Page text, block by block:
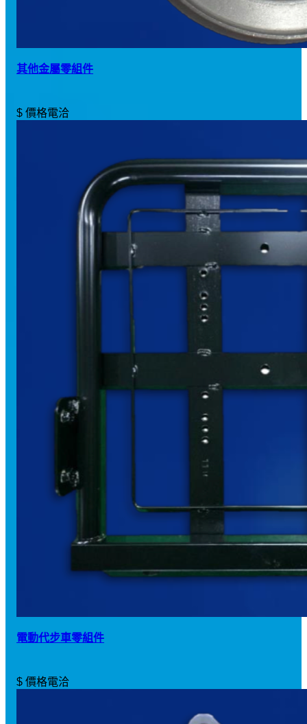
其他金屬零組件
$ 價格電洽
電動代步車零組件
$ 價格電洽